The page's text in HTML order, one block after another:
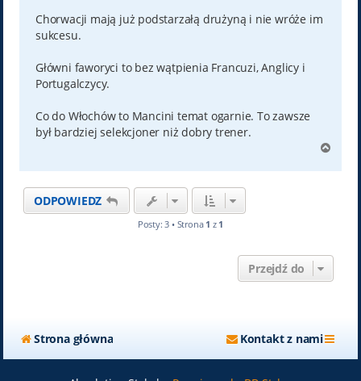
Chorwacji mają już podstarzałą drużyną i nie wróże im
sukcesu.
Główni faworyci to bez wątpienia Francuzi, Anglicy i
Portugalczycy.
Co do Włochów to Mancini temat ogarnie. To zawsze
był bardziej selekcjoner niż dobry trener.
g
ODPOWIEDZ
Posty: 3 • Strona 1 z 1
Przejdź do
Strona główna Kontakt z nami